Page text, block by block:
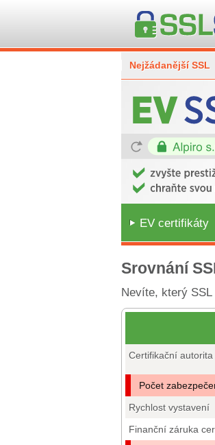
Nejžádanější SSL
EV certifikáty
Srovnání
Nevíte, který
Certifikační autorita
Počet
Rychlost vystavení
Finanční záruka